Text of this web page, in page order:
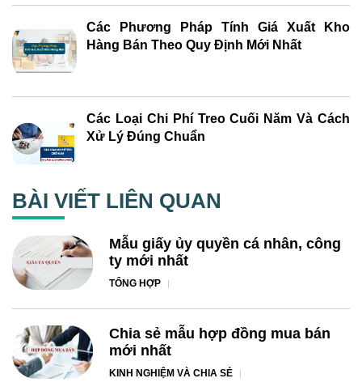
Các Phương Pháp Tính Giá Xuất Kho
Hàng Bán Theo Quy Định Mới Nhất
Các Loại Chi Phí Treo Cuối Năm Và Cách
Xử Lý Đúng Chuẩn
BÀI VIẾT LIÊN QUAN
Mẫu giấy ủy quyền cá nhân, công
ty mới nhất
TỔNG HỢP
Chia sẻ mẫu hợp đồng mua bán
mới nhất
KINH NGHIỆM VÀ CHIA SẺ